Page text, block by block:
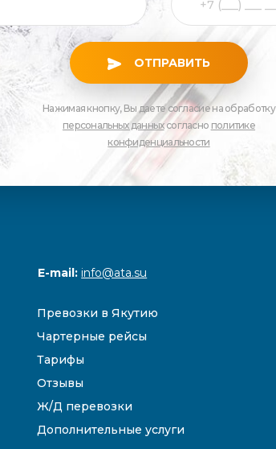
ОТПРАВИТЬ
Нажимая кнопку, Вы даете согласие на обработку
персональных данныхсогласно политике
конфиденциальности
E-mail:info@ata.su
Превозки в Якутию
Чартерные рейсы
Тарифы
Отзывы
Ж/Д перевозки
Дополнительные услуги